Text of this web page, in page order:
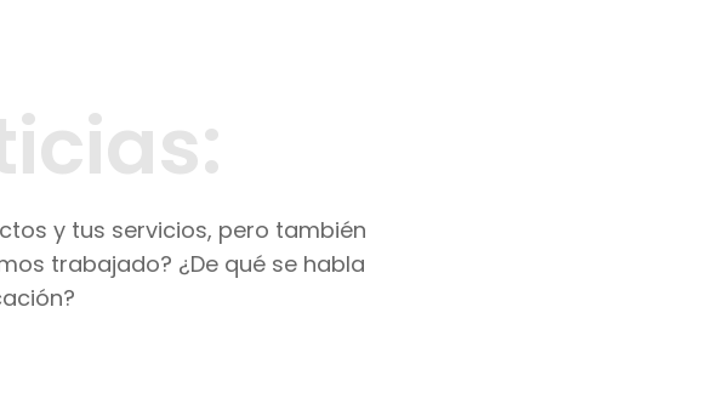
y tus servicios, pero también
trabajado? ¿De qué se habla